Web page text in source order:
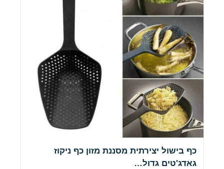
כף בישול יצירתית מסננת מזון כף ניקוז
גאדג'טים גדול…